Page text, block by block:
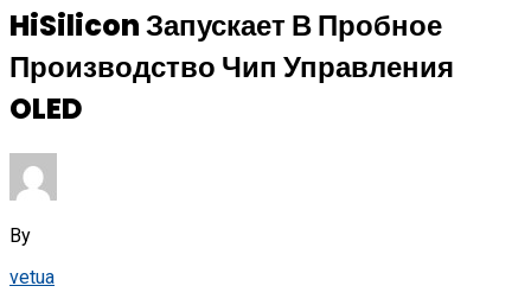
HiSilicon Запускает В Пробное
Производство Чип Управления
OLED
By
vetua